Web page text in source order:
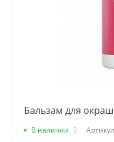
Бальзам для
В наличии 3 Артикул